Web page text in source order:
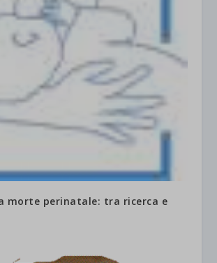
morte perinatale: tra ricerca e